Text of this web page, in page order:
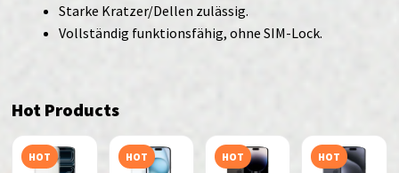
Starke Kratzer/Dellen zulässig.
Vollständig funktionsfähig, ohne SIM-Lock.
Hot Products
HOT HOT HOT HOT